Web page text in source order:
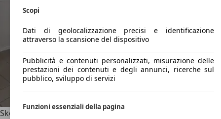
Skoda Fabia
Scopi
Dati di geolocalizzazione precisi e identificazione
attraverso la scansione del dispositivo
Pubblicità e contenuti personalizzati, misurazione delle
prestazioni dei contenuti e degli annunci, ricerche sul
pubblico, sviluppo di servizi
Funzioni essenziali della pagina